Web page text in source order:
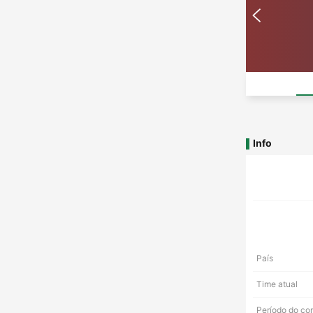
Info
País
Time atual
Período do